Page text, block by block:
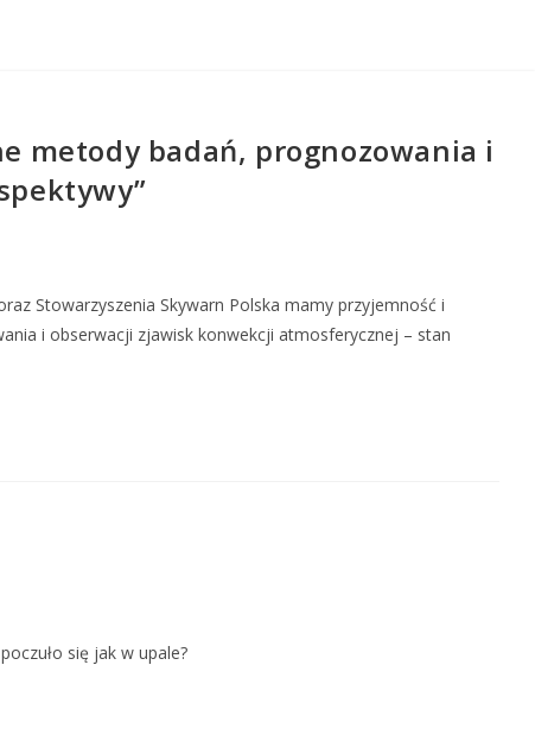
metody badań, prognozowania i
Stowarzyszenia Skywarn Polska mamy przyjemność i
i obserwacji zjawisk konwekcji atmosferycznej – stan
się jak w upale?